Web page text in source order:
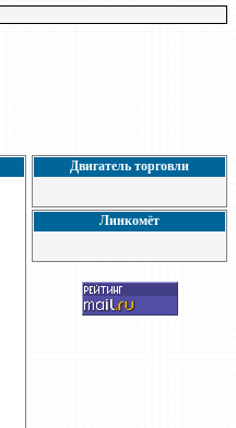
Двигатель торговли
Линкомёт